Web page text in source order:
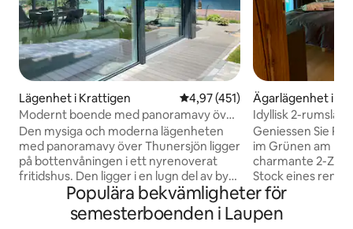
Lägenhet i Krattigen 4,97 av 5 i genomsnittligt
4,97 (451)
Modernt boende med panoramavy över
Thunersjön
Den mysiga och moderna lägenheten
med panoramavy över Thunersjön ligger
på bottenvåningen i ett nyrenoverat
fritidshus. Den ligger i en lugn del av byn
och är utgångspunkten för utflykter till
berg och sjöar. Perfekt för 4 personer.
Terrass med sjöutsikt och 2 solstolar,
Ägarlägenhet i
Idyllisk 2-
Geniessen Sie
im Grünen am
charmante 2-
Stock eines
Bauernhauses
bietet den
Entdecken Sie
Populära bekvämligheter för
semesterboenden i Laupen